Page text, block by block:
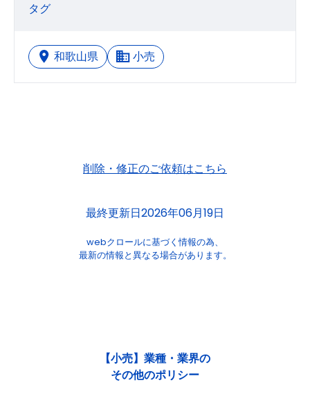
タグ
和歌山県 小売
削除・修正のご依頼はこちら
最終更新日2026年06月19日
webクロールに基づく情報の為、
最新の情報と異なる場合があります。
【小売】業種・業界の
その他のポリシー